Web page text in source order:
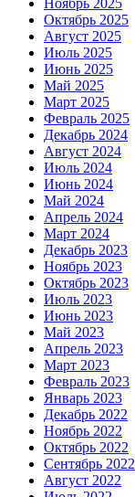
Ноябрь 2025
Октябрь 2025
Август 2025
Июль 2025
Июнь 2025
Май 2025
Март 2025
Февраль 2025
Декабрь 2024
Август 2024
Июль 2024
Июнь 2024
Май 2024
Апрель 2024
Март 2024
Декабрь 2023
Ноябрь 2023
Октябрь 2023
Июль 2023
Июнь 2023
Май 2023
Апрель 2023
Март 2023
Февраль 2023
Январь 2023
Декабрь 2022
Ноябрь 2022
Октябрь 2022
Сентябрь 2022
Август 2022